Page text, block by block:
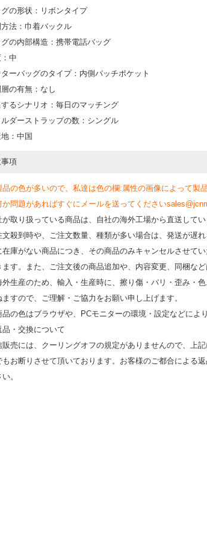
の形状：リボンタイプ
方法：巾着バックル
の内部構造：携帯電話バッグ
中
ーバッグのタイプ：内側パッチポケット
の有無：なし
るシナリオ：毎日のマッチング
ルダーストラップの数：シングル
：中国
項
の色が多いので、私達は色の欄:属性の画像によって製
か問題があればすぐにメールを送ってください
が取り扱っている商品は、自社の海外工場から直送して
文殺到時や、ご注文数量、種類が多い場合は、発送が遅
在庫がない商品につき、その商品のみキャンセルさせて
ます。また、ご注文後の商品追加や、内容変更、同梱など
外⽣産のため、輸⼊・⽣産時に、擦り傷・バリ・歪み・
ますので、ご理解・ご協⼒をお願い申し上げます。
の⾊はブラウザや、PCモニターの環境・設定などによ
品・交換について
販売には、クーリングオフの規定がありませんので、上
もお断りさせて頂いております。お客様のご都合による
。